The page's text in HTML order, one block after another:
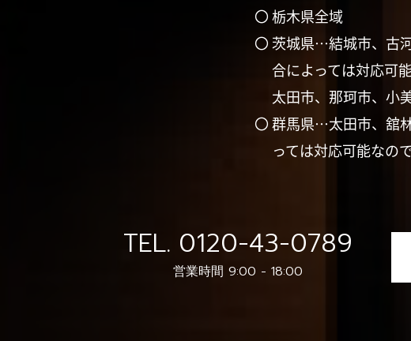
〇 栃木県全域
〇 茨城県…結城市、古
合によっては対応可
太田市、那珂市、小
〇 群馬県…太田市、舘
っては対応可能なの
TEL. 0120-43-0789
営業時間 9:00 - 18:00